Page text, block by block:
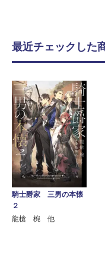
最近チェックした
騎士爵家 三男の本懐
２
龍槍 椀 他